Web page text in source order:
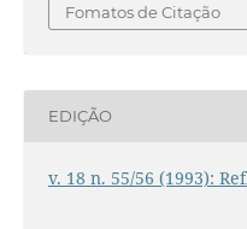
Fomatos de Citação
EDIÇÃO
v. 18 n. 55/56 (1993):